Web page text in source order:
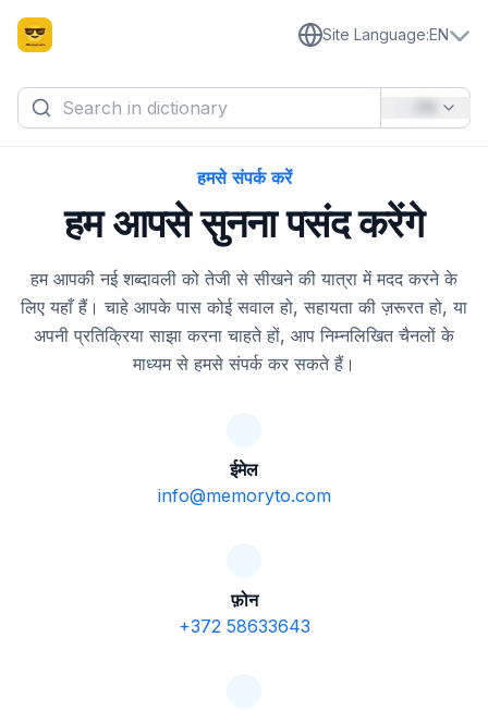
Site Language:EN
हमसे संपर्क करें
हम आपसे सुनना पसंद करेंगे
हम आपकी नई शब्दावली को तेजी से सीखने की यात्रा में मदद करने के
लिए यहाँ हैं। चाहे आपके पास कोई सवाल हो, सहायता की ज़रूरत हो, या
अपनी प्रतिक्रिया साझा करना चाहते हों, आप निम्नलिखित चैनलों के
माध्यम से हमसे संपर्क कर सकते हैं।
ईमेल
info@memoryto.com
फ़ोन
+372 58633643